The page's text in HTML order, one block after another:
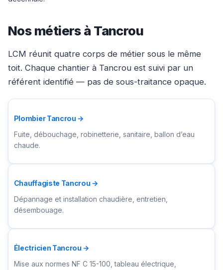
Nos métiers à Tancrou
LCM réunit quatre corps de métier sous le même
toit. Chaque chantier à Tancrou est suivi par un
référent identifié — pas de sous-traitance opaque.
Plombier Tancrou →
Fuite, débouchage, robinetterie, sanitaire, ballon d’eau
chaude.
Chauffagiste Tancrou →
Dépannage et installation chaudière, entretien,
désembouage.
Électricien Tancrou →
Mise aux normes NF C 15-100, tableau électrique,